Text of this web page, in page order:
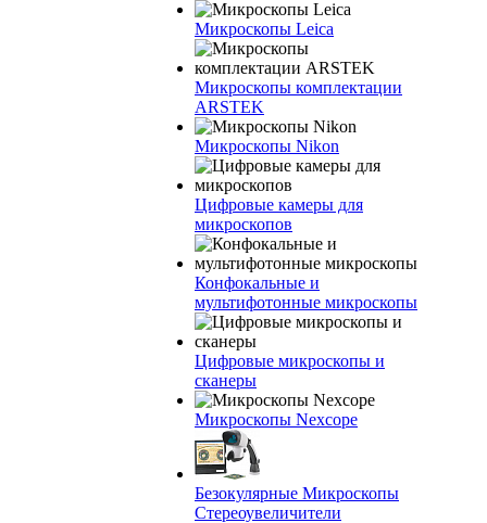
Микроскопы Leica
Микроскопы комплектации
ARSTEK
Микроскопы Nikon
Цифровые камеры для
микроскопов
Конфокальные и
мультифотонные микроскопы
Цифровые микроскопы и
сканеры
Микроскопы Nexcope
Безокулярные Микроскопы
Стереоувеличители